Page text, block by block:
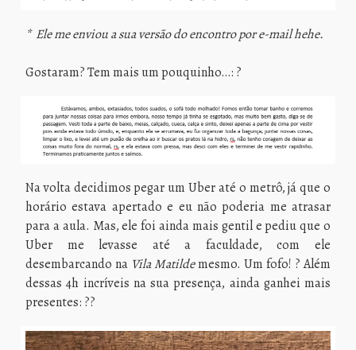
* Ele me enviou a sua versão do encontro por e-mail hehe.
Gostaram? Tem mais um pouquinho…: ?
Na volta decidimos pegar um Uber até o metrô, já que o
horário estava apertado e eu não poderia me atrasar
para a aula. Mas, ele foi ainda mais gentil e pediu que o
Uber me levasse até a faculdade, com ele
desembarcando na Vila Matildemesmo. Um fofo! ? Além
dessas 4h incríveis na sua presença, ainda ganhei mais
presentes: ??